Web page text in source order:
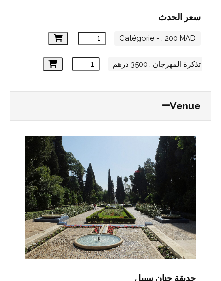
سعر الحدث
Catégorie - : 200 MAD
تذكرة المهرجان : 3500 درهم
Venue
حديقة جنان سبيل